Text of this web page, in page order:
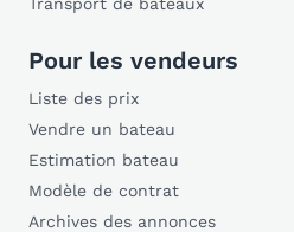
Pour les vendeurs
Liste des prix
Vendre un bateau
Estimation bateau
Modèle de contrat
Archives des annonces